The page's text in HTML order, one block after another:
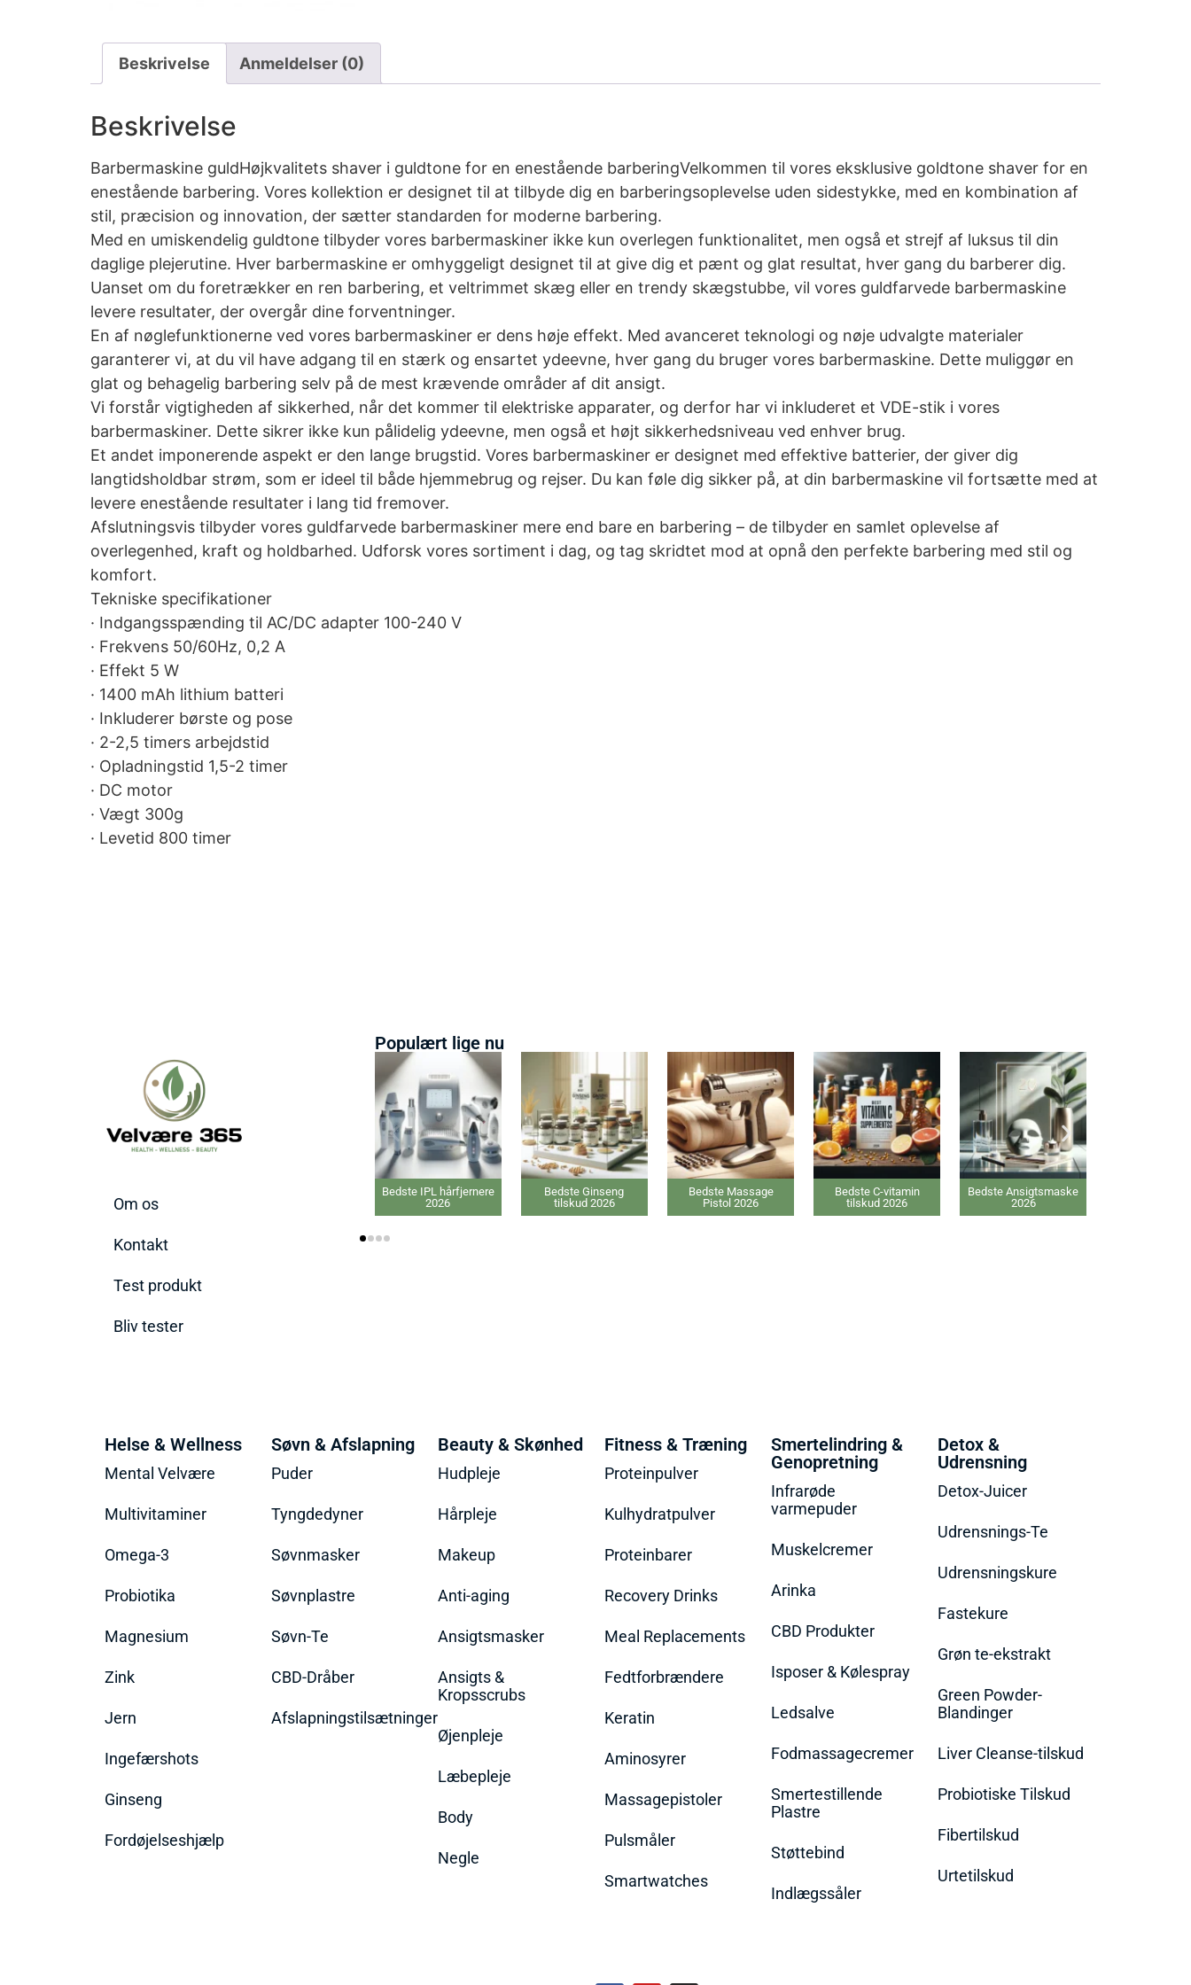
Beskrivelse Anmeldelser (0)
Beskrivelse
Barbermaskine guldHøjkvalitets shaver i guldtone for en enestående barberingVelkommen til vores eksklusive goldtone shaver for en
enestående barbering. Vores kollektion er designet til at tilbyde dig en barberingsoplevelse uden sidestykke, med en kombination af
stil, præcision og innovation, der sætter standarden for moderne barbering.
Med en umiskendelig guldtone tilbyder vores barbermaskiner ikke kun overlegen funktionalitet, men også et strejf af luksus til din
daglige plejerutine. Hver barbermaskine er omhyggeligt designet til at give dig et pænt og glat resultat, hver gang du barberer dig.
Uanset om du foretrækker en ren barbering, et veltrimmet skæg eller en trendy skægstubbe, vil vores guldfarvede barbermaskine
levere resultater, der overgår dine forventninger.
En af nøglefunktionerne ved vores barbermaskiner er dens høje effekt. Med avanceret teknologi og nøje udvalgte materialer
garanterer vi, at du vil have adgang til en stærk og ensartet ydeevne, hver gang du bruger vores barbermaskine. Dette muliggør en
glat og behagelig barbering selv på de mest krævende områder af dit ansigt.
Vi forstår vigtigheden af sikkerhed, når det kommer til elektriske apparater, og derfor har vi inkluderet et VDE-stik i vores
barbermaskiner. Dette sikrer ikke kun pålidelig ydeevne, men også et højt sikkerhedsniveau ved enhver brug.
Et andet imponerende aspekt er den lange brugstid. Vores barbermaskiner er designet med effektive batterier, der giver dig
langtidsholdbar strøm, som er ideel til både hjemmebrug og rejser. Du kan føle dig sikker på, at din barbermaskine vil fortsætte med at
levere enestående resultater i lang tid fremover.
Afslutningsvis tilbyder vores guldfarvede barbermaskiner mere end bare en barbering – de tilbyder en samlet oplevelse af
overlegenhed, kraft og holdbarhed. Udforsk vores sortiment i dag, og tag skridtet mod at opnå den perfekte barbering med stil og
komfort.
Tekniske specifikationer
· Indgangsspænding til AC/DC adapter 100-240 V
· Frekvens 50/60Hz, 0,2 A
· Effekt 5 W
· 1400 mAh lithium batteri
· Inkluderer børste og pose
· 2-2,5 timers arbejdstid
· Opladningstid 1,5-2 timer
· DC motor
· Vægt 300g
· Levetid 800 timer
Om os
Kontakt
Test produkt
Bliv tester
Populært lige nu
Bedste Ginseng
tilskud 2026
Bedste Massage
Pistol 2026
Bedste C-vitamin
tilskud 2026
Bedste Ansigtsmaske
2026
Bedste Proteinpulver
2026
Helse & Wellness
Mental Velvære
Multivitaminer
Omega-3
Probiotika
Magnesium
Zink
Jern
Ingefærshots
Ginseng
Fordøjelseshjælp
Søvn & Afslapning
Puder
Tyngdedyner
Søvnmasker
Søvnplastre
Søvn-Te
CBD-Dråber
Afslapningstilsætninger
Beauty & Skønhed
Hudpleje
Hårpleje
Makeup
Anti-aging
Ansigtsmasker
Ansigts &
Kropsscrubs
Øjenpleje
Læbepleje
Body
Negle
Fitness & Træning
Proteinpulver
Kulhydratpulver
Proteinbarer
Recovery Drinks
Meal Replacements
Fedtforbrændere
Keratin
Aminosyrer
Massagepistoler
Pulsmåler
Smartwatches
Smertelindring &
Genopretning
Infrarøde
varmepuder
Muskelcremer
Arinka
CBD Produkter
Isposer & Kølespray
Ledsalve
Fodmassagecremer
Smertestillende
Plastre
Støttebind
Indlægssåler
Detox &
Udrensning
Detox-Juicer
Udrensnings-Te
Udrensningskure
Fastekure
Grøn te-ekstrakt
Green Powder-
Blandinger
Liver Cleanse-tilskud
Probiotiske Tilskud
Fibertilskud
Urtetilskud